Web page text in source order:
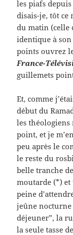
les piafs
disais-je, tôt ce
du matin (celle
identique à
points ouvrez
France-
guillemets
Et, comme
début du
les théologiens
point, et je
peu après le
le reste du
belle tranche
moutarde (*) et
peine
jeûne nocturne
déjeuner”, la
la seule tasse